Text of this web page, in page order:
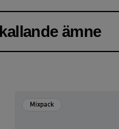
ämne
Mixpack